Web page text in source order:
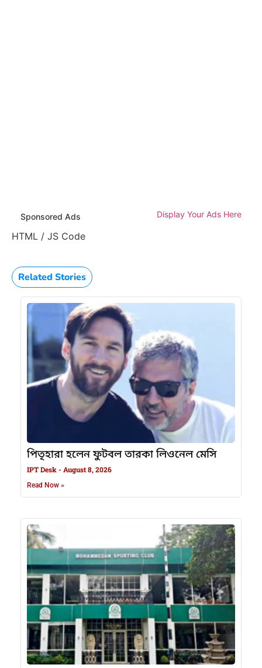
Sponsored Ads Display Your Ads Here
HTML / JS Code
Related Stories
পিতৃহারা হলেন ফুটবল তারকা লিওনেল মেসি
IPT Desk August 8, 2026
Read Now »